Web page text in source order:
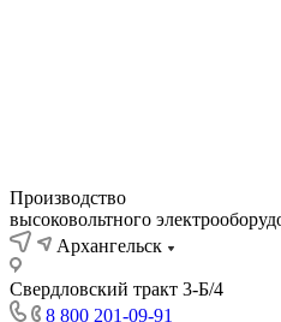
Производство
высоковольтного
Архангельск
Свердловский тракт 3-Б/4
8 800 201-09-91